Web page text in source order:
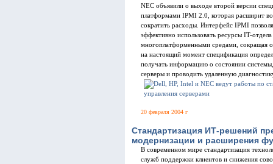
NEC объявили о выходе второй версии
платформами IPMI 2.0, которая расширит
сократить расходы. Интерфейс IPMI
эффективно использовать ресурсы IT-
многоплатформенными средами, сокращая
на настоящий момент спецификация
получать информацию о состоянии
серверы и проводить удаленную
20 февраля 2004 г
Стандартизация ИТ-решений
модернизации и расширения
В современном мире стандартизация
служб поддержки клиентов и снижения